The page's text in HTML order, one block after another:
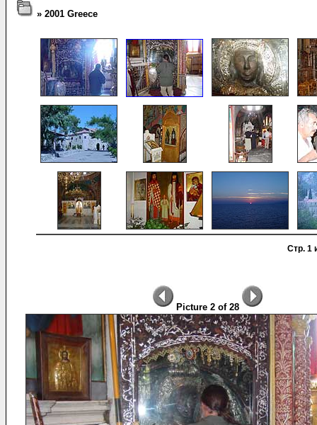
» 2001 Greece
Стр. 1
Picture 2 of 28